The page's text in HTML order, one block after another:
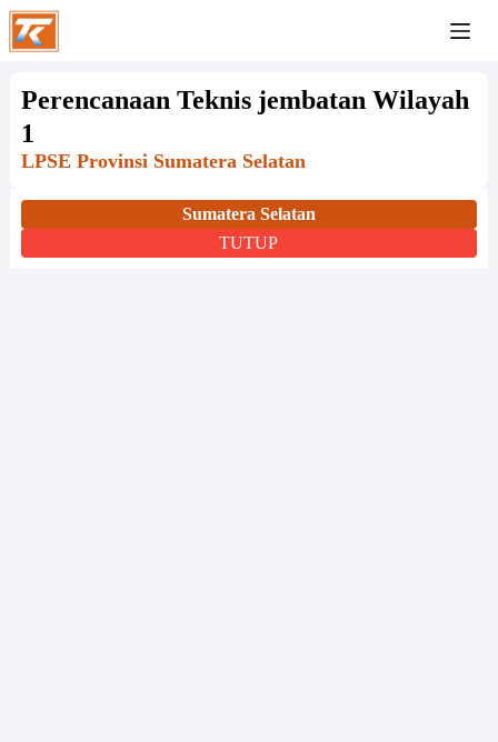
Perencanaan Teknis jembatan Wilayah
1
LPSE Provinsi Sumatera Selatan
Sumatera Selatan
TUTUP